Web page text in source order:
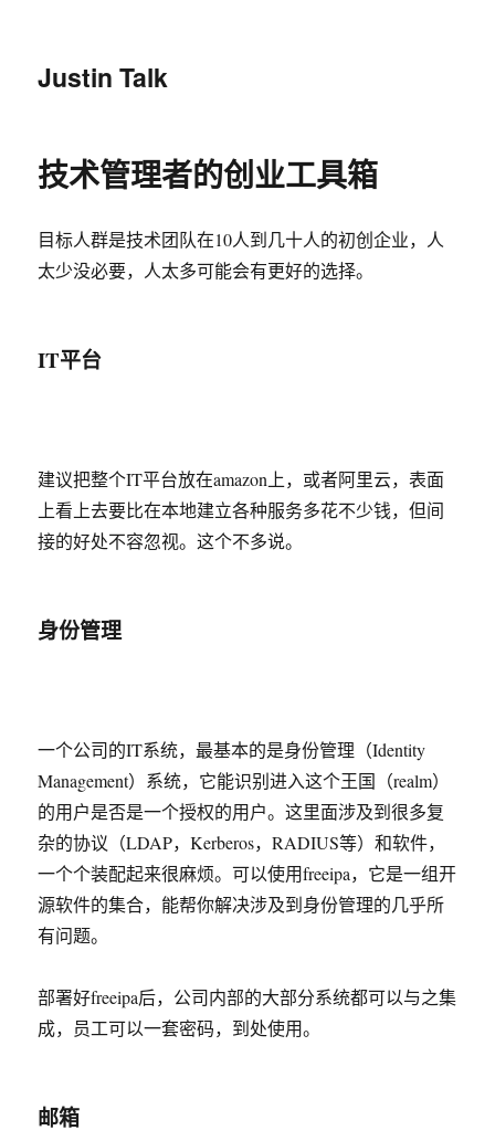
Justin Talk
技术管理者的创业工具箱
目标人群是技术团队在10人到几十人的初创企业，人
太少没必要，人太多可能会有更好的选择。
IT平台
建议把整个IT平台放在amazon上，或者阿里云，表面
上看上去要比在本地建立各种服务多花不少钱，但间
接的好处不容忽视。这个不多说。
身份管理
一个公司的IT系统，最基本的是身份管理（Identity
Management）系统，它能识别进入这个王国（realm）
的用户是否是一个授权的用户。这里面涉及到很多复
杂的协议（LDAP，Kerberos，RADIUS等）和软件，
一个个装配起来很麻烦。可以使用freeipa，它是一组开
源软件的集合，能帮你解决涉及到身份管理的几乎所
有问题。
部署好freeipa后，公司内部的大部分系统都可以与之集
成，员工可以一套密码，到处使用。
邮箱